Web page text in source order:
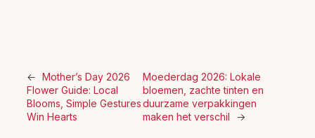
← Mother’s Day 2026
Flower Guide: Local
Blooms, Simple Gestures
Win Hearts
Moederdag 2026: Lokale
bloemen, zachte tinten en
duurzame verpakkingen
maken het verschil
→